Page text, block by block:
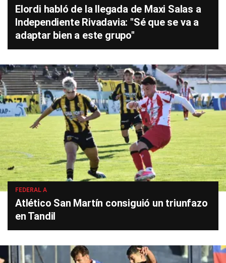
Elordi habló de la llegada de Maxi Salas a
Independiente Rivadavia: "Sé que se va a
adaptar bien a este grupo"
FEDERAL A
Atlético San Martín consiguió un triunfazo
en Tandil